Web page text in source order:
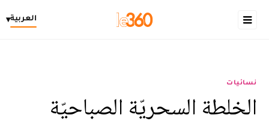
العربية▾
نسائيات
الخلطة السحريّة الصباحيّة